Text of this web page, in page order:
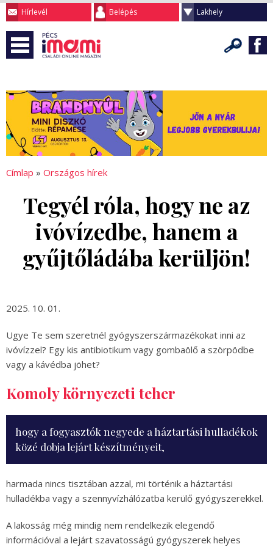
Hírlevél Belépés Lakhely
Címlap » Országos hírek
Tegyél róla, hogy ne az
ivóvízedbe, hanem a
gyűjtőládába kerüljön!
2025. 10. 01.
Ugye Te sem szeretnél gyógyszerszármazékokat inni az
ivóvízzel? Egy kis antibiotikum vagy gombaölő a szörpödbe
vagy a kávédba jöhet?
Komoly környezeti teher
hogy a fogyasztók negyede a háztartási hulladékok
közé dobja lejárt készítményeit,
harmada nincs tisztában azzal, mi történik a háztartási
hulladékba vagy a szennyvízhálózatba kerülő gyógyszerekkel.
A lakosság még mindig nem rendelkezik elegendő
információval a lejárt szavatosságú gyógyszerek helyes